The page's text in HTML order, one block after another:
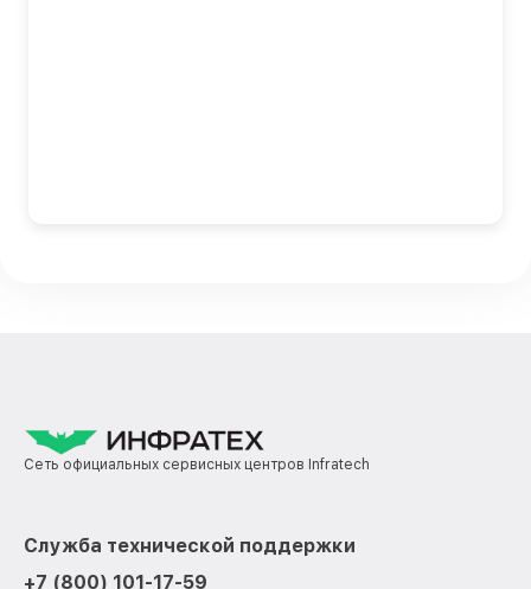
Сеть официальных сервисных центров Infratech
Служба технической поддержки
+7 (800) 101-17-59